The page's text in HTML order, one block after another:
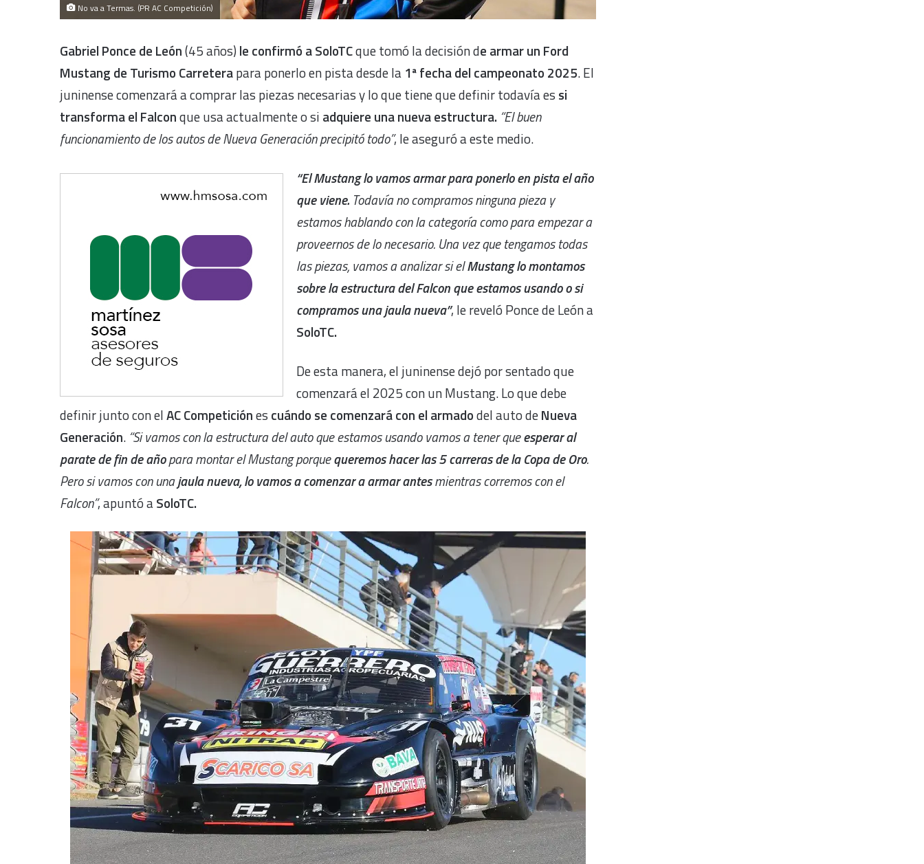
No va a Termas. (PR AC Competición)
Gabriel Ponce de León(45 años) le confirmó a SoloTCque tomó la decisión de armar un Ford
Mustang de Turismo Carreterapara ponerlo en pista desde la 1ª fecha del campeonato 2025. El
juninense comenzará a comprar las piezas necesarias y lo que tiene que definir todavía es si
transforma el Falconque usa actualmente o si adquiere una nueva estructura. “El buen
funcionamiento de los autos de Nueva Generación precipitó todo”, le aseguró a este medio.
“El Mustang lo vamos armar para ponerlo en pista el año
que viene. Todavía no compramos ninguna pieza y
estamos hablando con la categoría como para empezar a
proveernos de lo necesario. Una vez que tengamos todas
las piezas, vamos a analizar si elMustang lo montamos
sobre la estructura del Falcon que estamos usando o si
compramos una jaula nueva”, le reveló Ponce de León a
SoloTC.
De esta manera, el juninense dejó por sentado que
comenzará el 2025 con un Mustang. Lo que debe
definir junto con elAC Competiciónes cuándo se comenzará con el armadodel auto deNueva
Generación. “Si vamos con la estructura del auto que estamos usando vamos a tener queesperar al
parate de fin de añopara montar el Mustang porquequeremos hacer las 5 carreras de la Copa de Oro.
Pero si vamos con unajaula nueva, lo vamos a comenzar a armar antesmientras corremos con el
Falcon”, apuntó aSoloTC.